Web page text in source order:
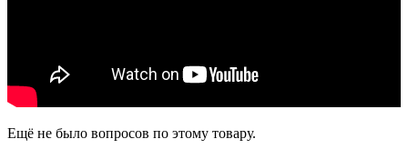
Ещё не было вопросов по этому товару.